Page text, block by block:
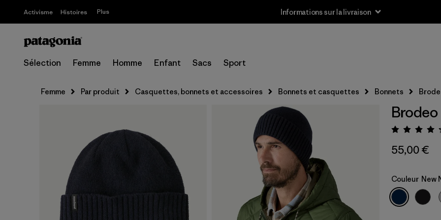
Activisme Histoires Plus Informations sur la livraison
Sélection Femme Homme Enfant Sacs Sport
Femme Par produit Casquettes, bonnets et accessoires Bonnets et casquettes Bonnets
55,00 €
Couleur New